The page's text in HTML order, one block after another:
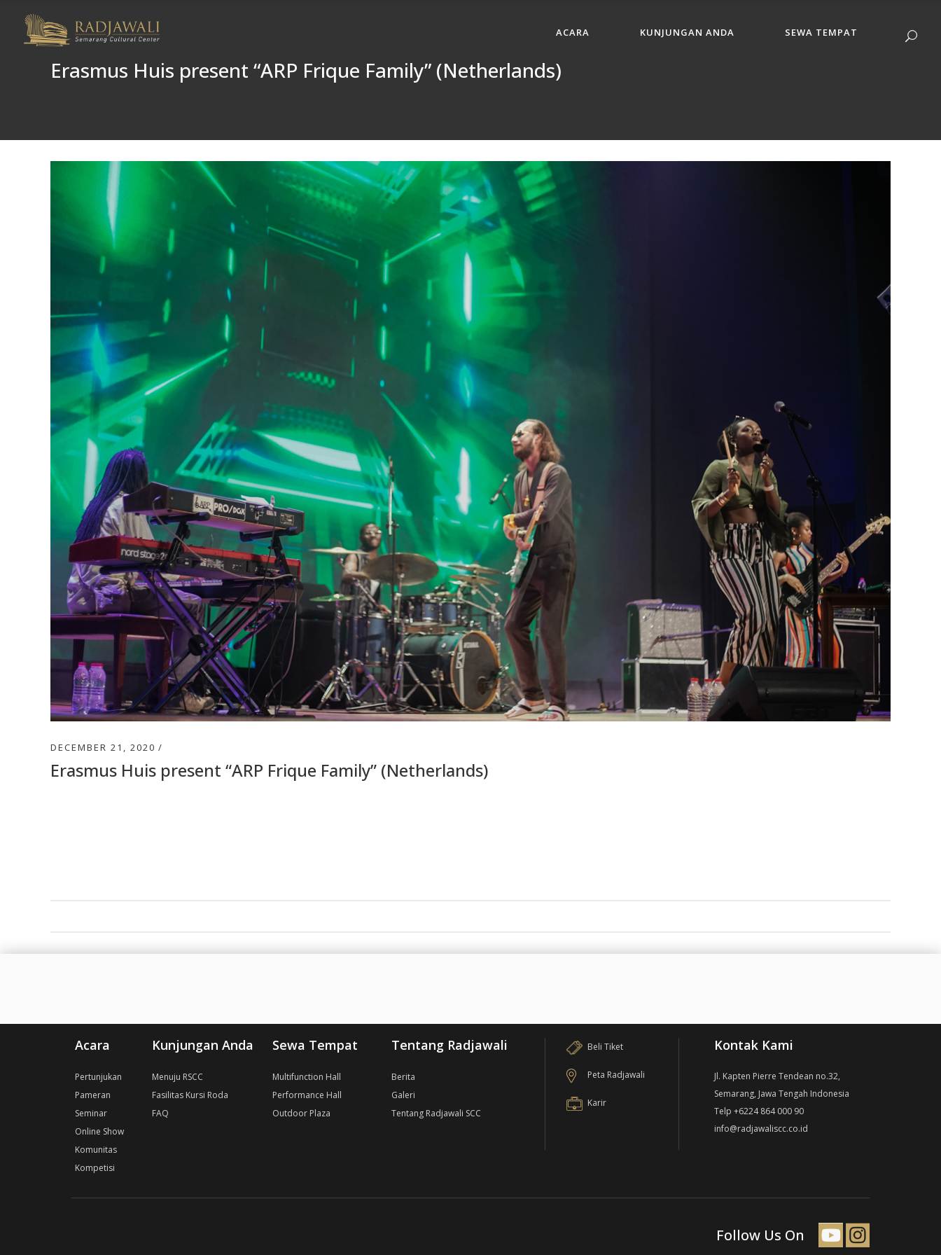
ACARA KUNJUNGAN ANDA SEWA TEMPAT
Erasmus Huis present “ARP Frique Family” (Netherlands)
DECEMBER 21, 2020
Erasmus Huis present “ARP Frique Family” (Netherlands)
Acara
Pertunjukan
Pameran
Seminar
Online Show
Komunitas
Kompetisi
Kunjungan Anda
Menuju RSCC
Fasilitas Kursi Roda
FAQ
Sewa Tempat
Multifunction Hall
Performance Hall
Outdoor Plaza
Tentang Radjawali
Berita
Galeri
Tentang Radjawali SCC
Beli Tiket
Peta Radjawali
Karir
Kontak Kami
Jl. Kapten Pierre Tendean no.32,
Semarang, Jawa Tengah Indonesia
Telp +6224 864 000 90
info@radjawaliscc.co.id
Follow Us On